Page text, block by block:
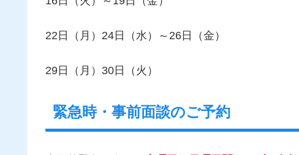
22日（月）24日（水）～26日（金）
29日（月）30日（火）
緊急時・事前面談のご予約